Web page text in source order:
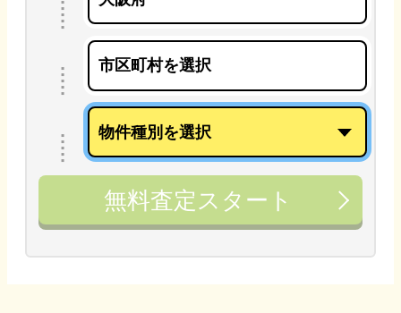
無料査定スタート